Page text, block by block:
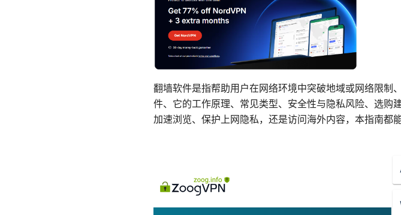
翻墙软件是指帮助用户在网络环境中突破地域或网络限制
件、它的工作原理、常见类型、安全性与隐私风险、选购
加速浏览、保护上网隐私，还是访问海外内容，本指南都